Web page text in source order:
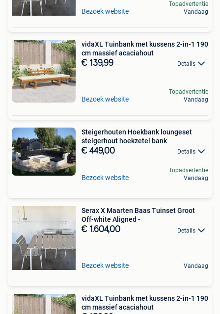
Bezoek website
Topadvertentie
Vandaag
vidaXL Tuinbank met kussens 2-in-1 190
cm massief acaciahout
€ 139,99 Details
Bezoek website
Topadvertentie
Vandaag
Steigerhouten Hoekbank loungeset
steigerhout hoekzetel bank
€ 449,00 Details
Bezoek website
Topadvertentie
Vandaag
Serax X Maarten Baas Tuinset Groot
Off-white Aligned -
€ 1.604,00 Details
Bezoek website Vandaag
vidaXL Tuinbank met kussens 2-in-1 190
cm massief acaciahout